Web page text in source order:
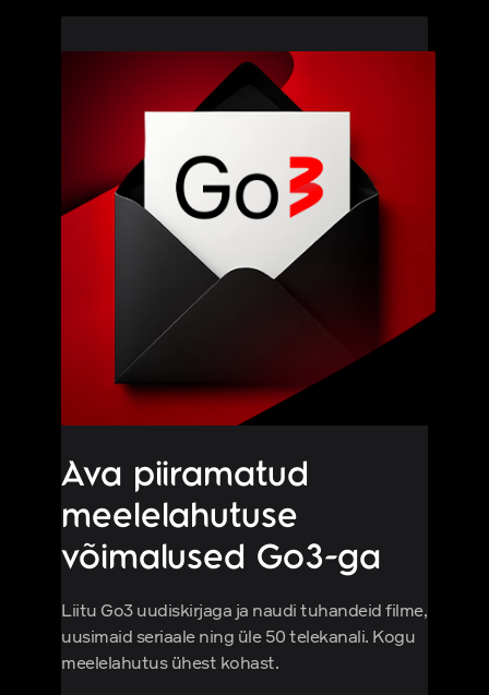
Ava piiramatud
meelelahutuse
võimalused Go3-ga
Liitu Go3 uudiskirjaga ja naudi tuhandeid filme,
uusimaid seriaale ning üle 50 telekanali. Kogu
meelelahutus ühest kohast.